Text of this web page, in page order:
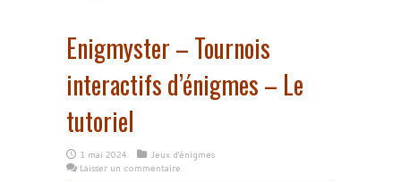
Enigmyster – Tournois
interactifs d’énigmes – Le
tutoriel
1 mai 2024
Jeux d'énigmes
Laisser un commentaire